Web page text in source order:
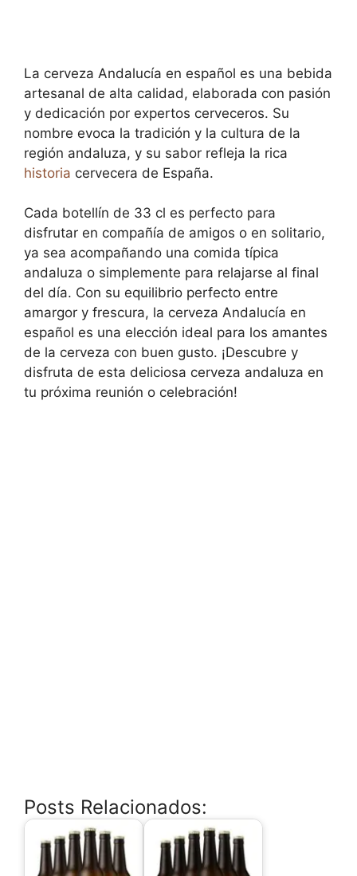
La cerveza Andalucía en español es una bebida
artesanal de alta calidad, elaborada con pasión
y dedicación por expertos cerveceros. Su
nombre evoca la tradición y la cultura de la
región andaluza, y su sabor refleja la rica
historia cervecera de España.
Cada botellín de 33 cl es perfecto para
disfrutar en compañía de amigos o en solitario,
ya sea acompañando una comida típica
andaluza o simplemente para relajarse al final
del día. Con su equilibrio perfecto entre
amargor y frescura, la cerveza Andalucía en
español es una elección ideal para los amantes
de la cerveza con buen gusto. ¡Descubre y
disfruta de esta deliciosa cerveza andaluza en
tu próxima reunión o celebración!
Posts Relacionados: